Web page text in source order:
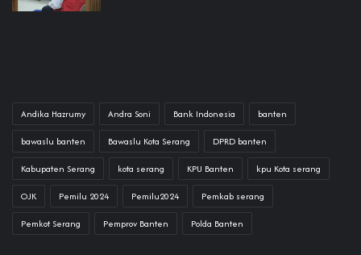
Andika Hazrumy Andra Soni Bank Indonesia banten
bawaslu banten Bawaslu Kota Serang DPRD banten
Kabupaten Serang kota serang KPU Banten kpu Kota serang
OJK Pemilu 2024 Pemilu2024 Pemkab serang
Pemkot Serang Pemprov Banten Polda Banten